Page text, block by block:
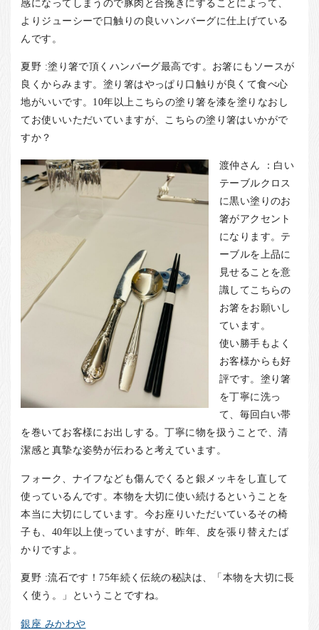
感になってしまうので豚肉と合挽きにすることによって、
よりジューシーで口触りの良いハンバーグに仕上げている
んです。
夏野 :塗り箸で頂くハンバーグ最高です。お箸にもソースが
良くからみます。塗り箸はやっぱり口触りが良くて食べ心
地がいいです。10年以上こちらの塗り箸を漆を塗りなおし
てお使いいただいていますが、こちらの塗り箸はいかがで
すか？
渡仲さん ：白い
テーブルクロス
に黒い塗りのお
箸がアクセント
になります。テ
ーブルを上品に
見せることを意
識してこちらの
お箸をお願いし
ています。
使い勝手もよく
お客様からも好
評です。塗り箸
を丁寧に洗っ
て、毎回白い帯
を巻いてお客様にお出しする。丁寧に物を扱うことで、清
潔感と真摯な姿勢が伝わると考えています。
フォーク、ナイフなども傷んでくると銀メッキをし直して
使っているんです。本物を大切に使い続けるということを
本当に大切にしています。今お座りいただいているその椅
子も、40年以上使っていますが、昨年、皮を張り替えたば
かりですよ。
夏野 :流石です！75年続く伝統の秘訣は、「本物を大切に長
く使う。」ということですね。
銀座 みかわや